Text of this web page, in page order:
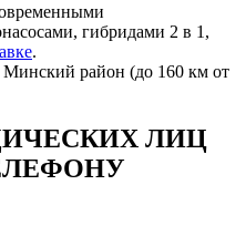
гибридами 2 в 1,
.
Минский район (до 160 км от
ЛИЦ